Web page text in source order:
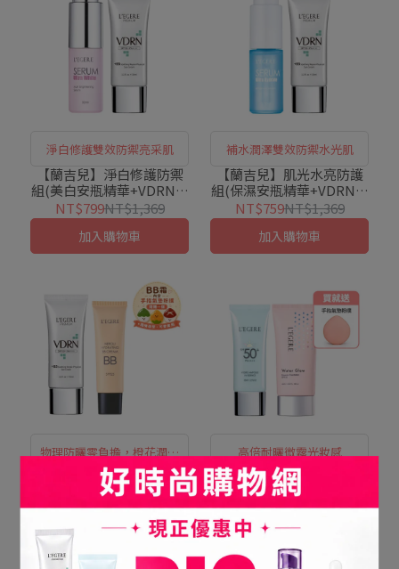
淨白修護雙效防禦亮采肌
【蘭吉兒】淨白修護防禦
組(美白安瓶精華+VDRN防
曬乳)
NT$799NT$1,369
加入購物車
補水潤澤雙效防禦水光肌
【蘭吉兒】肌光水亮防護
組(保濕安瓶精華+VDRN防
曬乳)
NT$759NT$1,369
加入購物車
物理防曬零負擔，橙花潤色
好亮顏
【蘭吉兒】純物理防曬潤
色組(VDRN防曬+橙花BB
霜粉撲版)
NT$699NT$1,059
加入購物車
高倍耐曬微霧光妝感
【蘭吉兒】裸亮清透底妝
組(安瓶防曬乳+輕裸保濕
粉凝霜)
NT$599NT$938
加入購物車